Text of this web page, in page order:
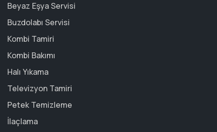
Beyaz Eşya Servisi
Buzdolabı Servisi
Kombi Tamiri
Kombi Bakımı
Halı Yıkama
Televizyon Tamiri
Petek Temizleme
İlaçlama